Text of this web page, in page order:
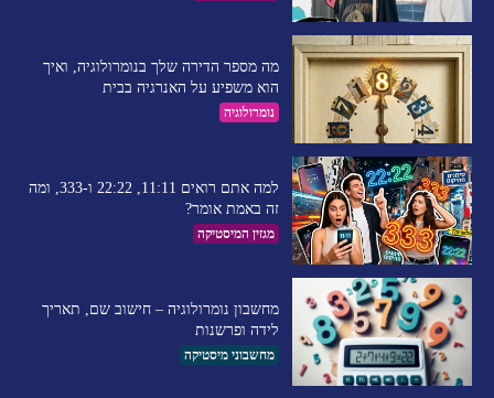
מה מספר הדירה שלך בנומרולוגיה, ואיך
הוא משפיע על האנרגיה בבית
נומרולוגיה
למה אתם רואים 11:11, 22:22 ו-333, ומה
זה באמת אומר?
מגזין המיסטיקה
מחשבון נומרולוגיה – חישוב שם, תאריך
לידה ופרשנות
מחשבוני מיסטיקה